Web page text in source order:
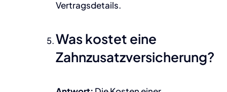
Vertragsdetails.
Was kostet eine
Zahnzusatzversicherung?